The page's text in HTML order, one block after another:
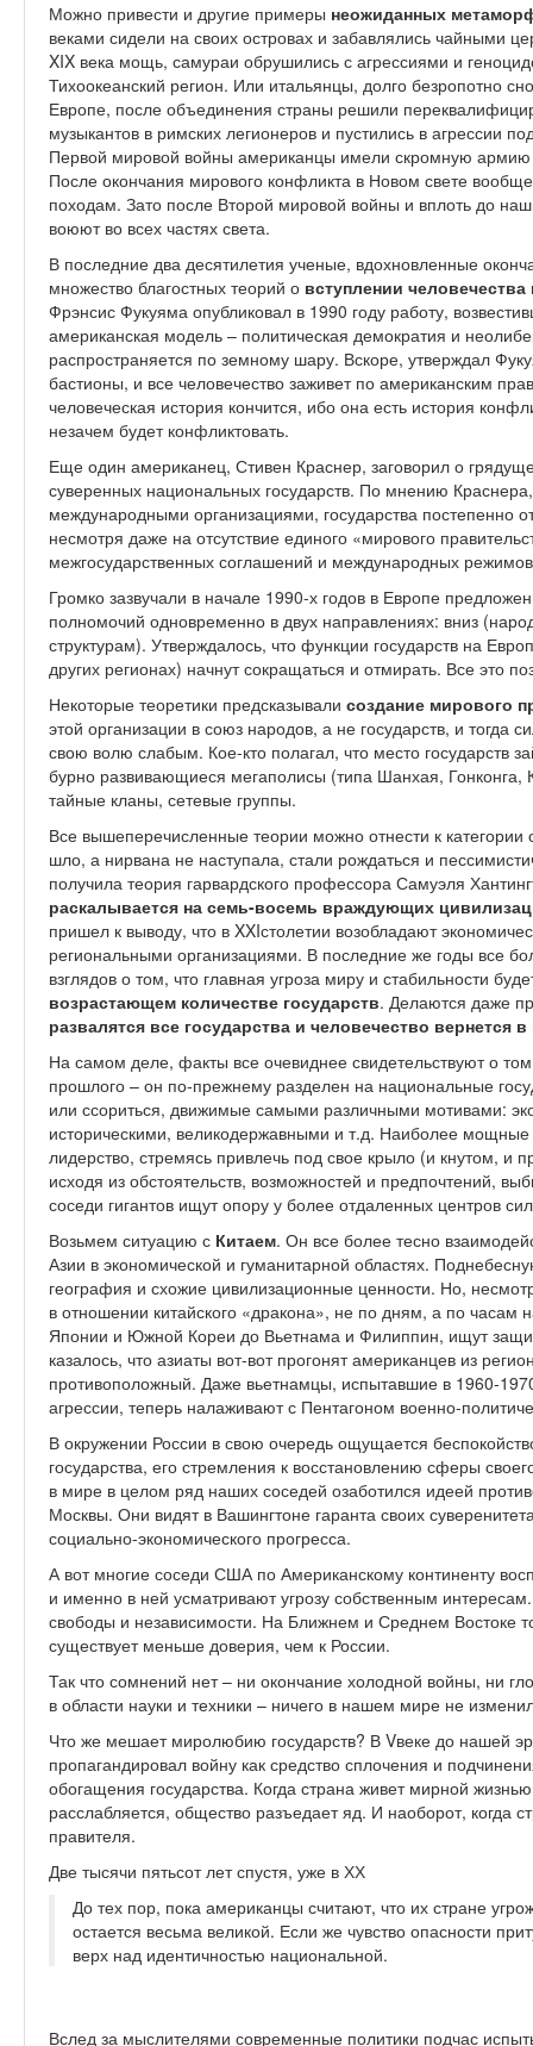
Можно привести и другие примеры неожиданных
веками сидели на своих островах и забавлялись чайными
XIX века мощь, самураи обрушились с агрессиями и
Тихоокеанский регион. Или итальянцы, долго безропотно
Европе, после объединения страны решили
музыкантов в римских легионеров и пустились в агрессии
Первой мировой войны американцы имели скромную армию
После окончания мирового конфликта в Новом свете
походам. Зато после Второй мировой войны и вплоть до
воюют во всех частях света.
В последние два десятилетия ученые, вдохновленные
множество благостных теорий о вступлении
Фрэнсис Фукуяма опубликовал в 1990 году работу,
американская модель – политическая демократия и
распространяется по земному шару. Вскоре, утверждал
бастионы, и все человечество заживет по американским
человеческая история кончится, ибо она есть история
незачем будет конфликтовать.
Еще один американец, Стивен Краснер, заговорил о
суверенных национальных государств. По мнению
международными организациями, государства постепенно
несмотря даже на отсутствие единого «мирового
межгосударственных соглашений и международных
Громко зазвучали в начале 1990-х годов в Европе
полномочий одновременно в двух направлениях: вниз
структурам). Утверждалось, что функции государств на
других регионах) начнут сокращаться и отмирать. Все это
Некоторые теоретики предсказывали создание мирового
этой организации в союз народов, а не государств, и тогда
свою волю слабым. Кое-кто полагал, что место государств
бурно развивающиеся мегаполисы (типа Шанхая, Гонконга,
тайные кланы, сетевые группы.
Все вышеперечисленные теории можно отнести к
шло, а нирвана не наступала, стали рождаться и
получила теория гарвардского профессора Самуэля
раскалывается на семь-восемь враждующих
пришел к выводу, что в XXIстолетии возобладают
региональными организациями. В последние же годы все
взглядов о том, что главная угроза миру и стабильности
возрастающем количестве государств. Делаются даже
развалятся все государства и человечество вернется
На самом деле, факты все очевиднее свидетельствуют о
прошлого – он по-прежнему разделен на национальные
или ссориться, движимые самыми различными мотивами:
историческими, великодержавными и т.д. Наиболее
лидерство, стремясь привлечь под свое крыло (и кнутом, и
исходя из обстоятельств, возможностей и предпочтений,
соседи гигантов ищут опору у более отдаленных центров
Возьмем ситуацию с Китаем. Он все более тесно
Азии в экономической и гуманитарной областях.
география и схожие цивилизационные ценности. Но,
в отношении китайского «дракона», не по дням, а по
Японии и Южной Кореи до Вьетнама и Филиппин, ищут
казалось, что азиаты вот-вот прогонят американцев из
противоположный. Даже вьетнамцы, испытавшие в 1960-
агрессии, теперь налаживают с Пентагоном военно-
В окружении России в свою очередь ощущается
государства, его стремления к восстановлению сферы
в мире в целом ряд наших соседей озаботился идеей
Москвы. Они видят в Вашингтоне гаранта своих
социально-экономического прогресса.
А вот многие соседи США по Американскому континенту
и именно в ней усматривают угрозу собственным
свободы и независимости. На Ближнем и Среднем Востоке
существует меньше доверия, чем к России.
Так что сомнений нет – ни окончание холодной войны, ни
в области науки и техники – ничего в нашем мире не
Что же мешает миролюбию государств? В Vвеке до нашей
пропагандировал войну как средство сплочения и
обогащения государства. Когда страна живет мирной
расслабляется, общество разъедает яд. И наоборот, когда
правителя.
Две тысячи пятьсот лет спустя, уже в ХХ
До тех пор, пока американцы считают, что их стране
остается весьма великой. Если же чувство опасности
верх над идентичностью национальной.
Вслед за мыслителями современные политики подчас